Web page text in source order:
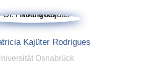
Kajüter Rodrigues
Osnabrück